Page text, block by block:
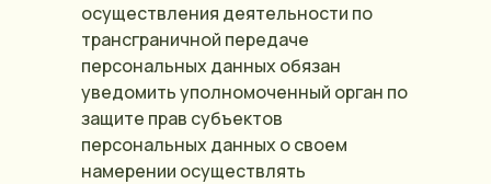
осуществления деятельности по
трансграничной передаче
персональных данных обязан
уведомить уполномоченный орган по
защите прав субъектов
персональных данных о своем
намерении осуществлять